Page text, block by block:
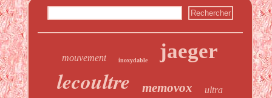
mouvement inoxydable jaeger
lecoultre memovox ultra